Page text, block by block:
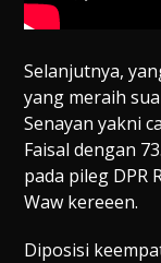
Selanjutnya,
yang meraih
Senayan yakni
Faisal dengan
pada pileg DPR
Waw kereeen.
Diposisi